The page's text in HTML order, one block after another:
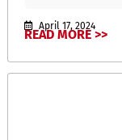
April 17, 2024
READ MORE >>